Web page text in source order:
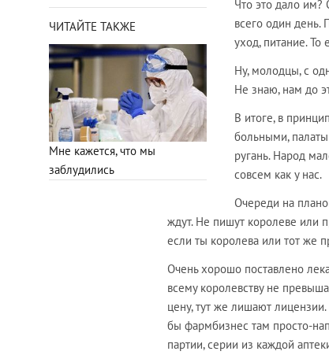
ЧИТАЙТЕ ТАКЖЕ
Мне кажется, что мы
заблудились
Что это дало им?
всего один день.
уход, питание.
Ну, молодцы, с
Не знаю, нам до
В итоге, в
больными,
ругань. Народ
совсем как у нас.
Очереди на
ждут. Не пишут королеве или
если ты королева или тот же
Очень хорошо поставлено
всему королевству не
цену, тут же лишают
бы фармбизнес там просто-
партии, серии из каждой